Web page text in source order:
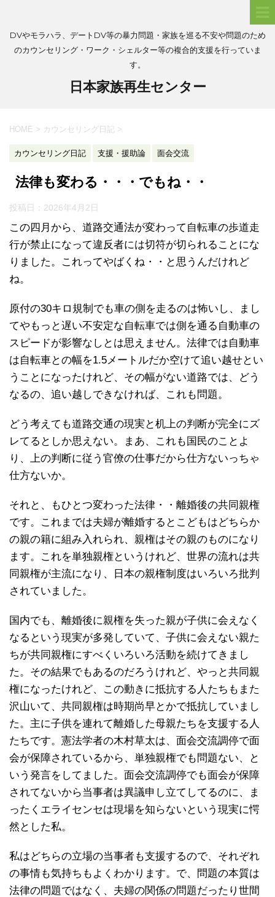
DVやモラハラ、デートDV等の暴力問題・家族を巡る不安や問題のため
のカウンセリング・ワーク・シェルター等の複合的支援を行っていま
す。
日本家族再生センター
HOME > カウンセリング日記 >
カウンセリング日記 支援・援助論 面会交流
法律も変わる・・・でもね・・
投稿日： 2026年4月2日
この四月から、道路交通法が変わって自転車の歩道走
行が禁止になって違反者には切符が切られることにな
りました。これってやばくね・・と思うんだけれど
ね。
原付の30キロ規制でも車の側を走るのは怖いし、まし
てやもっと遅い不安定な自転車では側を通る自動車の
スピードが影響なしとは思えません。法律では自動車
は自転車との幅を1.5メートルだか空けて追い越せとい
うことになったけれど、その幅がない道路では、どう
なるの、追い越しできなければ、これも問題。
どう考えても道路交通の現実と机上の判断が完全にズ
レてるとしか思えない。まあ、これも国民のことよ
り、上の判断に従う官僚の仕事だから仕方ないっちゃ
仕方ないか。
それと、もひとつ変わった法律・・離婚後の共同親権
です。これまでは夫婦が離婚するとこどもはどちらか
の親の籍に組み入れられ、親権はその親のものになり
ます。これを単独親権というけれど、世界の流れは共
同親権が主流になり、日本の親権制度はいろいろ批判
されていました。
国内でも、離婚後に親権を失った親が子供に会えなく
なるという現実が多発していて、子供に会えない親た
ちが共同親権にすべくいろいろ活動を続けてきまし
た。その結果でもあるのだろうけれど、やっと共同親
権になったけれど、この動きに抵抗する人たちもまた
沢山いて、共同親権は時期尚早とかで抵抗していまし
た。主に子供を連れて離婚した母親たちを支援する人
たちです。憲法学者の木村草太は、面会交流調停で面
会が保障されているから、単独親権でも問題ない、と
いう発言をしてました。面会交流調停でも面会が保障
されてないから当事者は異議申し立てしてるのに、ま
ったくエライセンセは現場を知らないという現実に愕
然とした私。
私はどちらの立場の当事者も支援するので、それぞれ
の事情も気持ちもよくわかります。で、問題の本質は
法律の問題ではなく、夫婦の関係の問題だったり世間